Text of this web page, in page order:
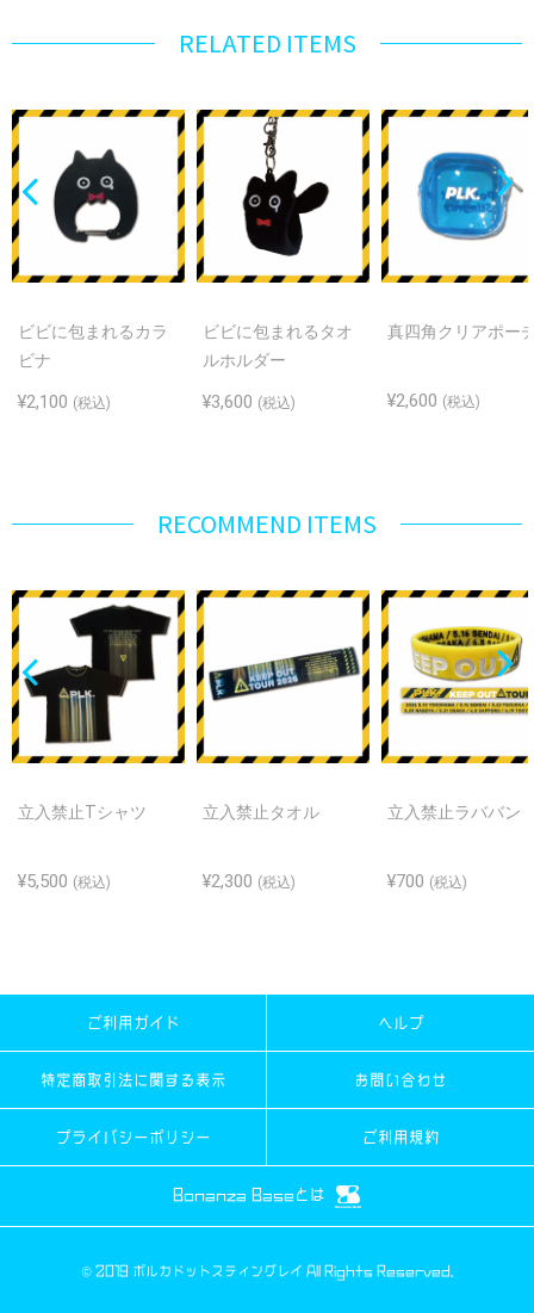
RELATED ITEMS
ビビに包まれるカラ
ビナ
¥2,100 (税込)
ビビに包まれるタオ
ルホルダー
¥3,600 (税込)
真四角クリアポー
¥2,600 (税込)
RECOMMEND ITEMS
立入禁止Tシャツ
¥5,500 (税込)
立入禁止タオル
¥2,300 (税込)
立入禁止ラババン
¥700 (税込)
ご利用ガイド ヘルプ
特定商取引法に関する表示 お問い合わせ
プライバシーポリシー ご利用規約
Bonanza Baseとは
© 2019 ポルカドットスティングレイ All Rights Reserved.